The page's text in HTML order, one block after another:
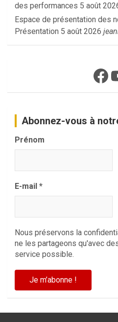
des performances 5 août
Espace de présentation des
Présentation 5 août 2026
Abonnez-vous à
Prénom
E-mail *
Nous préservons la
ne les partageons qu'avec
service possible.